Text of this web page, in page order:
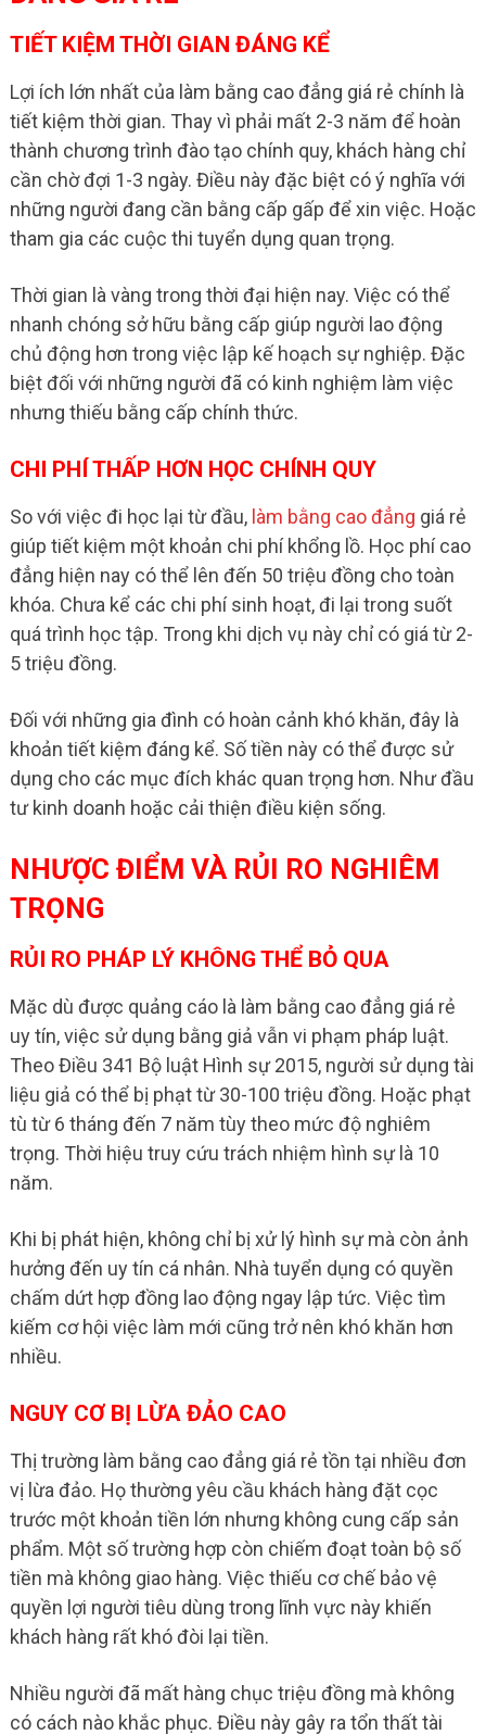
TIẾT KIỆM THỜI GIAN ĐÁNG KỂ
Lợi ích lớn nhất của làm bằng cao đẳng giá rẻ chính là
tiết kiệm thời gian. Thay vì phải mất 2-3 năm để hoàn
thành chương trình đào tạo chính quy, khách hàng chỉ
cần chờ đợi 1-3 ngày. Điều này đặc biệt có ý nghĩa với
những người đang cần bằng cấp gấp để xin việc. Hoặc
tham gia các cuộc thi tuyển dụng quan trọng.
Thời gian là vàng trong thời đại hiện nay. Việc có thể
nhanh chóng sở hữu bằng cấp giúp người lao động
chủ động hơn trong việc lập kế hoạch sự nghiệp. Đặc
biệt đối với những người đã có kinh nghiệm làm việc
nhưng thiếu bằng cấp chính thức.
CHI PHÍ THẤP HƠN HỌC CHÍNH QUY
So với việc đi học lại từ đầu, làm bằng cao đẳng giá rẻ
giúp tiết kiệm một khoản chi phí khổng lồ. Học phí cao
đẳng hiện nay có thể lên đến 50 triệu đồng cho toàn
khóa. Chưa kể các chi phí sinh hoạt, đi lại trong suốt
quá trình học tập. Trong khi dịch vụ này chỉ có giá từ 2-
5 triệu đồng.
Đối với những gia đình có hoàn cảnh khó khăn, đây là
khoản tiết kiệm đáng kể. Số tiền này có thể được sử
dụng cho các mục đích khác quan trọng hơn. Như đầu
tư kinh doanh hoặc cải thiện điều kiện sống.
NHƯỢC ĐIỂM VÀ RỦI RO NGHIÊM
TRỌNG
RỦI RO PHÁP LÝ KHÔNG THỂ BỎ QUA
Mặc dù được quảng cáo là làm bằng cao đẳng giá rẻ
uy tín, việc sử dụng bằng giả vẫn vi phạm pháp luật.
Theo Điều 341 Bộ luật Hình sự 2015, người sử dụng tài
liệu giả có thể bị phạt từ 30-100 triệu đồng. Hoặc phạt
tù từ 6 tháng đến 7 năm tùy theo mức độ nghiêm
trọng. Thời hiệu truy cứu trách nhiệm hình sự là 10
năm.
Khi bị phát hiện, không chỉ bị xử lý hình sự mà còn ảnh
hưởng đến uy tín cá nhân. Nhà tuyển dụng có quyền
chấm dứt hợp đồng lao động ngay lập tức. Việc tìm
kiếm cơ hội việc làm mới cũng trở nên khó khăn hơn
nhiều.
NGUY CƠ BỊ LỪA ĐẢO CAO
Thị trường làm bằng cao đẳng giá rẻ tồn tại nhiều đơn
vị lừa đảo. Họ thường yêu cầu khách hàng đặt cọc
trước một khoản tiền lớn nhưng không cung cấp sản
phẩm. Một số trường hợp còn chiếm đoạt toàn bộ số
tiền mà không giao hàng. Việc thiếu cơ chế bảo vệ
quyền lợi người tiêu dùng trong lĩnh vực này khiến
khách hàng rất khó đòi lại tiền.
Nhiều người đã mất hàng chục triệu đồng mà không
có cách nào khắc phục. Điều này gây ra tổn thất tài